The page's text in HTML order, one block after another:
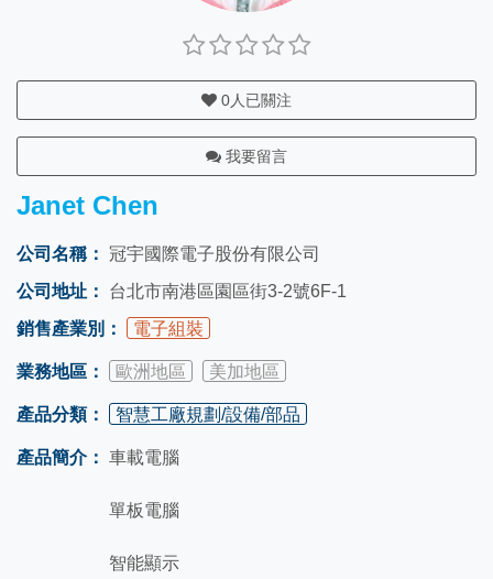
0人已關注
我要留言
Janet Chen
公司名稱： 冠宇國際電子股份有限公司
公司地址：
台北市南港區園區街3-2號6F-1
銷售產業別：
電子組裝
業務地區： 歐洲地區 美加地區
產品分類： 智慧工廠規劃/設備/部品
產品簡介： 車載電腦
單板電腦
智能顯示